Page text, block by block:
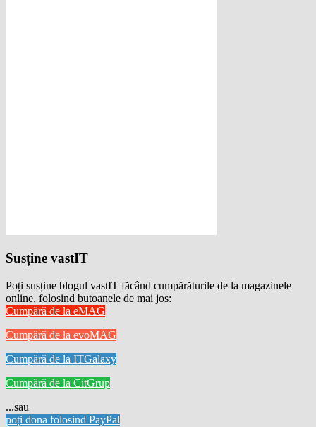
Susține vastIT
Poți susține blogul vastIT făcând cumpărăturile de la magazinele
online, folosind butoanele de mai jos:
Cumpără de la eMAG
Cumpără de la evoMAG
Cumpără de la ITGalaxy
Cumpără de la CitGrup
...sau
poți dona folosind PayPal